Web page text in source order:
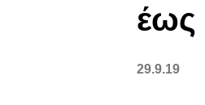
έως
29.9.19